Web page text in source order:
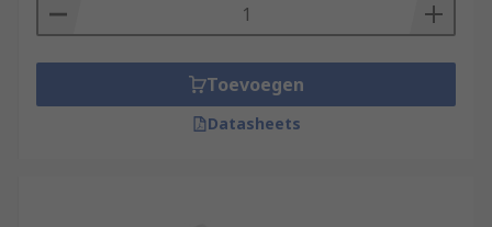
intakes and fuel systems to provide
environmental shielding. They are a vital part of
any wiring system exposed to industrial or
outdoor environments, as they provide a robust,
durable seal with excellent electrical insulation.
Toevoegen
Datasheets